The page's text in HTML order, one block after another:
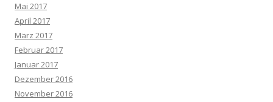
Mai 2017
April 2017
März 2017
Februar 2017
Januar 2017
Dezember 2016
November 2016